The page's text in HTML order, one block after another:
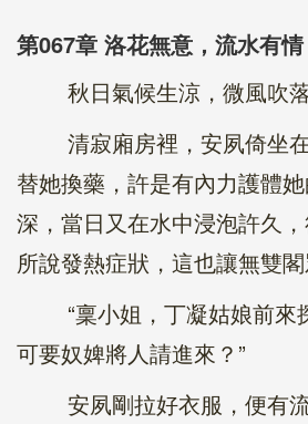
第067章 洛花無意，流水有情
秋日氣候生涼，微風吹落
清寂廂房裡，安夙倚坐在
替她換藥，許是有內力護體
深，當日又在水中浸泡許久
所說發熱症狀，這也讓無雙閣
“稟小姐，丁凝姑娘前來
可要奴婢將人請進來？”
安夙剛拉好衣服，便有流